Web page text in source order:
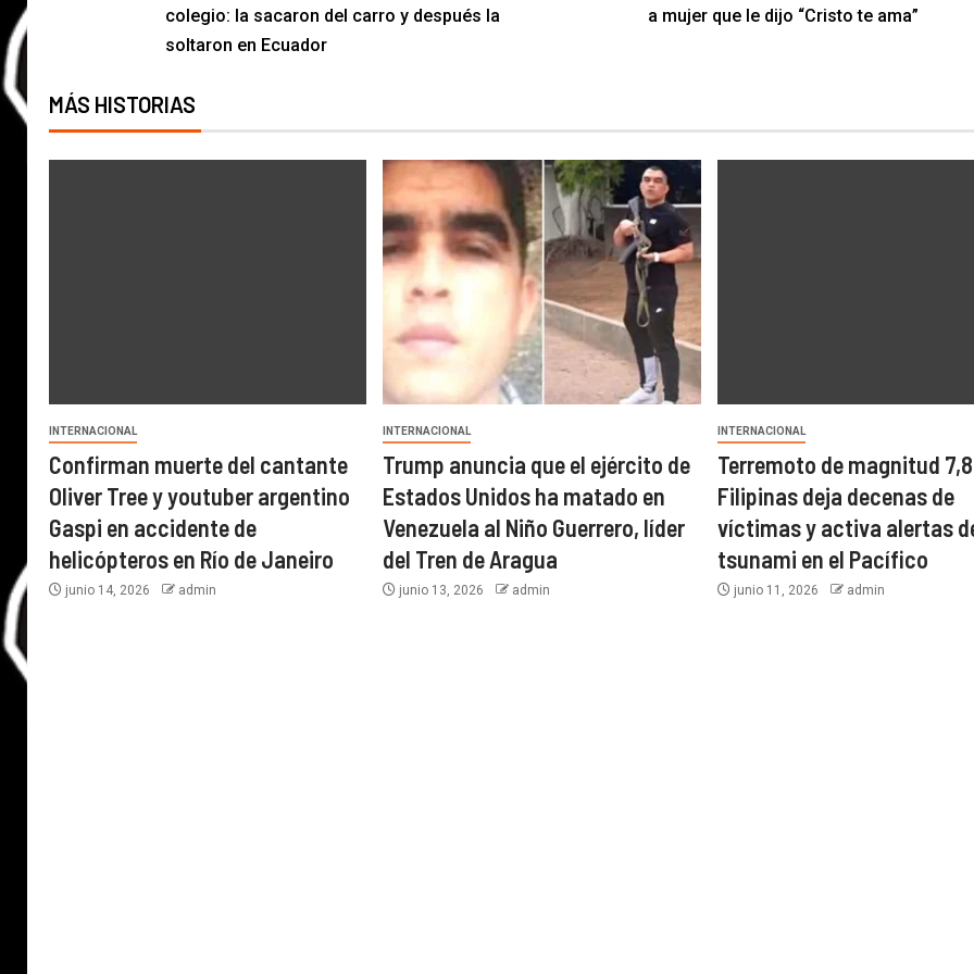
colegio: la sacaron del carro y después la
soltaron en Ecuador
a mujer que le dijo “Cristo te ama”
MÁS HISTORIAS
INTERNACIONAL
Confirman muerte del cantante
Oliver Tree y youtuber argentino
Gaspi en accidente de
helicópteros en Río de Janeiro
junio 14, 2026 admin
INTERNACIONAL
Trump anuncia que el ejército de
Estados Unidos ha matado en
Venezuela al Niño Guerrero, líder
del Tren de Aragua
junio 13, 2026 admin
INTERNACIONAL
Terremoto de magnitud
Filipinas deja decenas de
víctimas y activa alertas
tsunami en el Pacífico
junio 11, 2026 admin